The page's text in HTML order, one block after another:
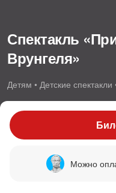
Спектакль
Врунгеля»
Детям • Детские
Можно